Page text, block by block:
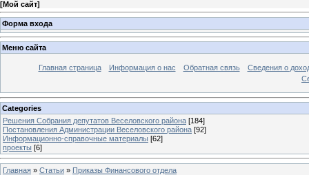
[Мой сайт]
Форма входа
Меню сайта
Главная страница Информация о нас Обратная связь
Сведения о
Categories
Решения Собрания депутатов Веселовского района [184]
Постановления Администрации Веселовского района [92]
Информационно-справочные материалы [62]
проекты [6]
Главная » Статьи » Приказы Финансового отдела